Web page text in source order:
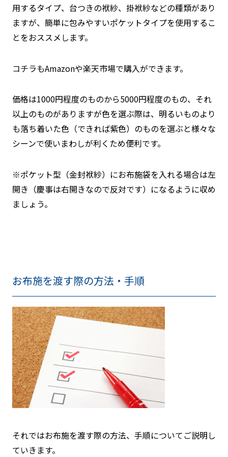
用するタイプ、台つきの袱紗、掛袱紗などの種類があり
ますが、簡単に包みやすいポケットタイプを使用するこ
とをおススメします。
コチラもAmazonや楽天市場で購入ができます。
価格は1000円程度のものから5000円程度のもの、それ
以上のものがありますが色を選ぶ際は、明るいものより
も落ち着いた色（できれば紫色）のものを選ぶと様々な
シーンで使いまわしが利くため便利です。
※ポケット型（金封袱紗）にお布施袋を入れる場合は左
開き（慶事は右開きなので反対です）になるように収め
ましょう。
お布施を渡す際の方法・手順
それではお布施を渡す際の方法、手順についてご説明し
ていきます。